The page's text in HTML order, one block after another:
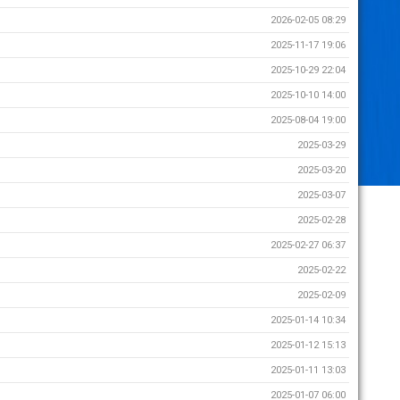
2026-02-05 08:29
2025-11-17 19:06
2025-10-29 22:04
2025-10-10 14:00
2025-08-04 19:00
2025-03-29
2025-03-20
2025-03-07
2025-02-28
2025-02-27 06:37
2025-02-22
2025-02-09
2025-01-14 10:34
2025-01-12 15:13
2025-01-11 13:03
2025-01-07 06:00